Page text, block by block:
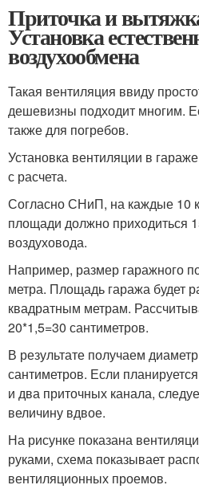
Приточка и
Установка
воздухообмена
Такая вентиляция ввиду
дешевизны подходит многим.
также для погребов.
Установка вентиляции в
с расчета.
Согласно СНиП, на каждые 10
площади должно приходиться
воздуховода.
Например, размер гаражного
метра. Площадь гаража будет
квадратным метрам.
20*1,5=30 сантиметров.
В результате получаем
сантиметров. Если
и два приточных канала,
величину вдвое.
На рисунке показана
руками, схема показывает
вентиляционных проемов.